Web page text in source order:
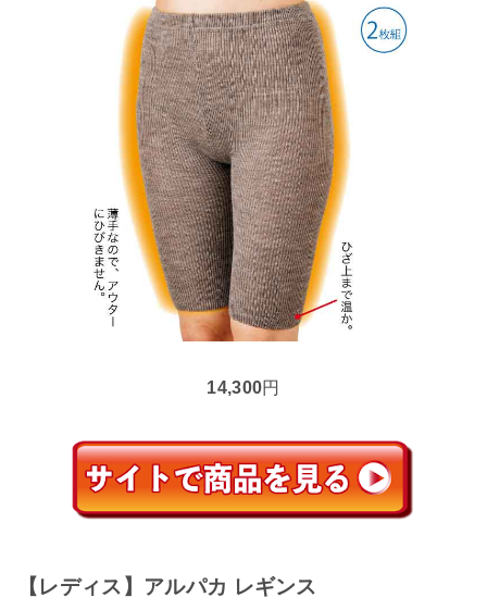
14,300円
【レディス】アルパカ レギンス